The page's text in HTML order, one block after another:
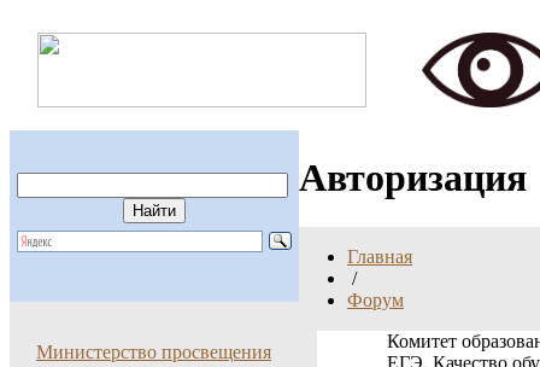
Авторизация
Главная
/
Форум
Министерство просвещения
Комитет
ЕГЭ, Качество